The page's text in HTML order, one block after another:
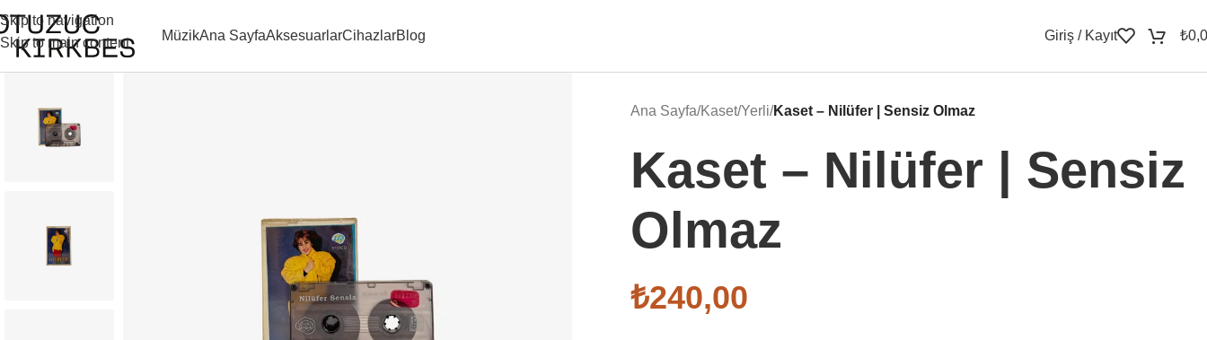
Skip to navigation
Skip to main content
MüzikAna SayfaAksesuarlarCihazlarBlog Giriş / Kayıt ₺
Ana Sayfa/Kaset/Yerli/Kaset – Nilüfer | Sensiz Olmaz
Kaset – Nilüfer | Sensiz
Olmaz
₺240,00